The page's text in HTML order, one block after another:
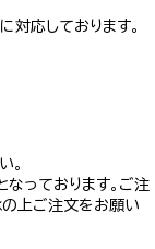
応しております。
。
っております。ご注
の上ご注文をお願い